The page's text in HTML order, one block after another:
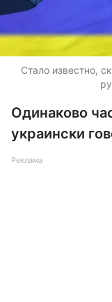
Стало известно,
Одинаково
украински
Реклама